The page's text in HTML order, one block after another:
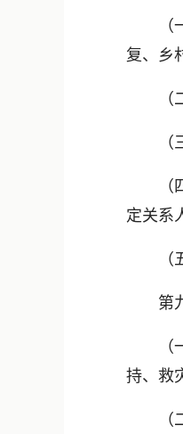
（一
复、乡
（二
（三
（四
定关系
（五
第九
（一
持、救
（二